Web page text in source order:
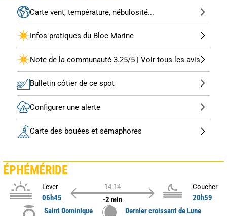
Carte vent, température, nébulosité...
Infos pratiques du Bloc Marine
Note de la communauté 3.25/5 | Voir tous les avis
Bulletin côtier de ce spot
Configurer une alerte
Carte des bouées et sémaphores
ÉPHÉMÉRIDE
Lever
06h45
14:14
-2 min
Coucher
20h59
Saint Dominique
Dernier croissant de Lune